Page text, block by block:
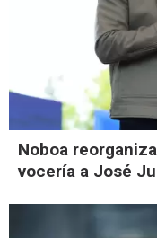
Noboa
vocería a José